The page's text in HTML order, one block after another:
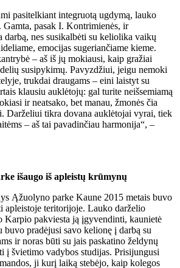
pasitelkiant integruotą ugdymą, lauko
Gamta, pasak I. Kontrimienės, ir
darbą, nes susikalbėti su keliolika vaikų
emocijas sugeriančiame kieme.
– aš iš jų mokiausi, kaip gražiai
susipykimų. Pavyzdžiui, jeigu nemoki
trukdai draugams – eini laistyt su
klausiu auklėtojų: gal turite neišsemiamą
ir neatsako, bet manau, žmonės čia
Darželiui tikra dovana auklėtojai vyrai, tiek
– aš tai pavadinčiau harmonija“, –
išaugo iš apleistų krūmynų
Ąžuolyno parke Kaune 2015 metais buvo
apleistoje teritorijoje. Lauko darželio
pakviesta ją įgyvendinti, kaunietė
buvo pradėjusi savo kelionę į darbą su
ir noras būti su jais paskatino želdynų
į švietimo vadybos studijas. Prisijungusi
ji kurį laiką stebėjo, kaip kolegos